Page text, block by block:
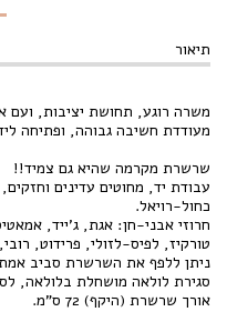
תיאור
משרה רוגע, תחושת יציבות, ועם
מעודדת חשיבה גבוהה, ופתיחה
שרשרת מקרמה שהיא גם צמיד!!
עבודת יד, מחוטים עדינים
כחול-רויאל.
חרוזי אבני-חן: אגת, ג'ייד,
טורקיז, לפיס-לזולי, פרידוט,
ניתן ללפף את השרשרת סביב
סגירת לולאה מושחלת בלולאה,
אורך שרשרת (היקף) 72 ס"מ.